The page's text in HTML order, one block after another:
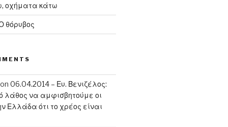
οχήματα κάτω
θόρυβος
on 06.04.2014 – Ευ. Βενιζέλος:
λάθος να αμφισβητούμε οι
Ελλάδα ότι το χρέος είναι